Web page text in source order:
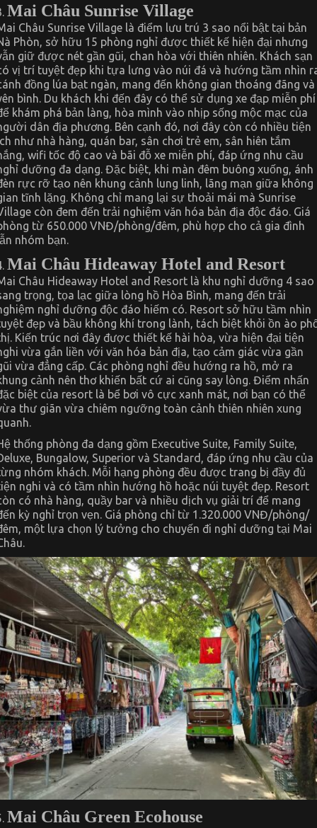
Mai Châu Sunrise Village
Châu Sunrise Village là điểm lưu trú 3 sao nổi bật tại bản
Phòn, sở hữu 15 phòng nghỉ được thiết kế hiện đại nhưng
giữ được nét gần gũi, chan hòa với thiên nhiên. Khách sạn
vị trí tuyệt đẹp khi tựa lưng vào núi đá và hướng tầm nhìn
đồng lúa bạt ngàn, mang đến không gian thoáng đãng và
bình. Du khách khi đến đây có thể sử dụng xe đạp miễn phí
khám phá bản làng, hòa mình vào nhịp sống mộc mạc của
dân địa phương. Bên cạnh đó, nơi đây còn có nhiều tiện
như nhà hàng, quán bar, sân chơi trẻ em, sân hiên tắm
wifi tốc độ cao và bãi đỗ xe miễn phí, đáp ứng nhu cầu
dưỡng đa dạng. Đặc biệt, khi màn đêm buông xuống, ánh
rực rỡ tạo nên khung cảnh lung linh, lãng mạn giữa không
tĩnh lặng. Không chỉ mang lại sự thoải mái mà Sunrise
còn đem đến trải nghiệm văn hóa bản địa độc đáo. Giá
từ 650.000 VNĐ/phòng/đêm, phù hợp cho cả gia đình
nhóm bạn.
Mai Châu Hideaway Hotel and Resort
Châu Hideaway Hotel and Resort là khu nghỉ dưỡng 4 sao
trọng, tọa lạc giữa lòng hồ Hòa Bình, mang đến trải
nghỉ dưỡng độc đáo hiếm có. Resort sở hữu tầm nhìn
đẹp và bầu không khí trong lành, tách biệt khỏi ồn ào
Kiến trúc nơi đây được thiết kế hài hòa, vừa hiện đại tiện
vừa gắn liền với văn hóa bản địa, tạo cảm giác vừa gần
vừa đẳng cấp. Các phòng nghỉ đều hướng ra hồ, mở ra
cảnh nên thơ khiến bất cứ ai cũng say lòng. Điểm nhấn
biệt của resort là bể bơi vô cực xanh mát, nơi bạn có thể
thư giãn vừa chiêm ngưỡng toàn cảnh thiên nhiên xung
thống phòng đa dạng gồm Executive Suite, Family Suite,
Bungalow, Superior và Standard, đáp ứng nhu cầu của
nhóm khách. Mỗi hạng phòng đều được trang bị đầy đủ
nghi và có tầm nhìn hướng hồ hoặc núi tuyệt đẹp. Resort
có nhà hàng, quầy bar và nhiều dịch vụ giải trí để mang
kỳ nghỉ trọn vẹn. Giá phòng chỉ từ 1.320.000 VNĐ/phòng/
một lựa chọn lý tưởng cho chuyến đi nghỉ dưỡng tại Mai
Mai Châu Green Ecohouse